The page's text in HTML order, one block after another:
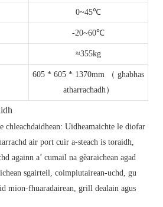
0~45℃
-20~60℃
≈355kg
605 * 605 * 1370mm （ ghabhas
atharrachadh）
chleachdaidhean: Uidheamaichte le diofar
air port cuir a-steach is toraidh,
againn a’ cumail na gèaraichean agad
sgairteil, coimpiutairean-uchd, gu
mion-fhuaradairean, grill dealain agus